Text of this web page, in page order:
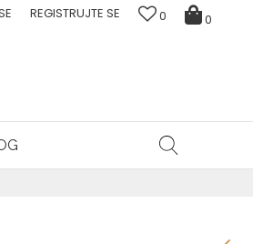
0
0
REGISTRUJTE SE